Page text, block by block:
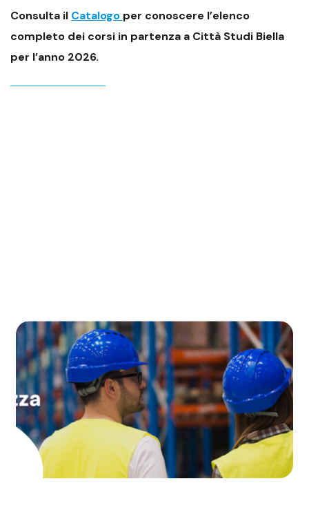
Consulta il Catalogo per conoscere l’elenco
completo dei corsi in partenza a Città Studi Biella
per l’anno 2026.